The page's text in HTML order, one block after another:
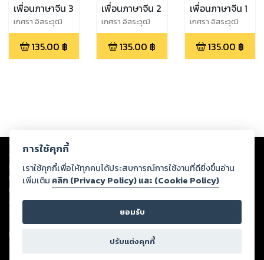
เพื่อนภาษาจีน 3
เกศรา อิสระวุฒิ
วรรธน์,หทัยรัตน์
รัตนศิริวิไล
135.00 ฿
เพื่อนภาษาจีน 2
เกศรา อิสระวุฒิ
วรรธน์,หทัยรัตน์
รัตนศิริวิไล
135.00 ฿
เพื่อนภาษาจีน 1
เกศรา อิสระวุฒิ
วรรธน์,หทัยรัตน์
รัตนศิริวิไล
135.00 ฿
Copyright © 2026
ต่อผลงานหรือเนื้อหาใดที่อัปโหลดผ่านเว็บไซต์และปรากฏว่าละเมิดสิทธิใน
ทรัพย์สินทางปัญญาของบุคคลอื่นหรือขัดต่อกฎหมายและศีลธรรม ดังนั้น ผู้อ่าน
ทุกท่านโปรดใช้วิจารณญาณในการกลั่นกรองด้วยตนเอง และหากท่านพบว่าส่วน
หนึ่งส่วนใดขัดต่อกฎหมายและศีลธรรม กรุณาแจ้งมายังบริษัท เพื่อทีมงานจะได้
ดำเนินการในทันที ทั้งนี้ ทางสตอรี่ล็อกขอสงวนลิขสิทธิ์ตามพระราชบัญญัติ
ลิขสิทธิ์ พ.ศ. 2537 (ฉบับล่าสุด)
For support: member@ookbee.com
Version
การใช้คุกกี้
เราใช้คุกกี้เพื่อให้ทุกคนได้ประสบการณ์การใช้งานที่ดียิ่งขึ้นอ่าน
เพิ่มเติม คลิก (Privacy Policy) และ (Cookie Policy)
ยอมรับ
ปรับแต่งคุกกี้